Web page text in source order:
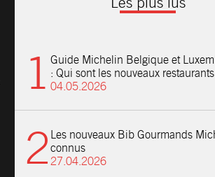
Guide Michelin Belgique et
: Qui sont les nouveaux
04.05.2026
Les nouveaux Bib Gourmands
connus
27.04.2026